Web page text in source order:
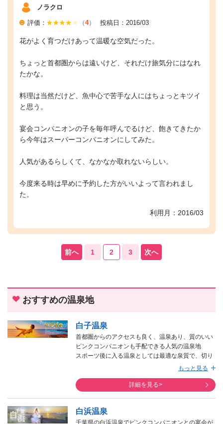
ノラクロ
評価： （4） 投稿日：2016/03
花がよく育つだけあって温暖な空気だった。
ちょっと首都圏からは遠いけど、それだけ旅気分にはなれ
たかな。
料理は当然だけど、魚中心で苦手な人にはちょっとキツイ
と思う。
宴会コンパニオンの子を毎年呼んでるけど、飽きてきたか
ら今年はスーパーコンパニオンにしてみた。
人気があるらしくて、なかなか取れないらしい。
今度来る時は早めに予約した方がいいよって言われまし
た。
利用月：2016/03
前へ 1 2 3 次へ
おすすめの温泉地
白子温泉
首都圏からのアクセスも良く、温泉あり、質のいい
ピンクコンパニオンも手配できる人気の温泉地
スポーツ後に入る温泉としては最適な泉質で、切り
傷・やけど・疲労回復などに効果があるといわれて
もっと見る
詳細を見る>
白浜温泉
千葉県の白浜温泉でピンクコンパニオンとの宴会が